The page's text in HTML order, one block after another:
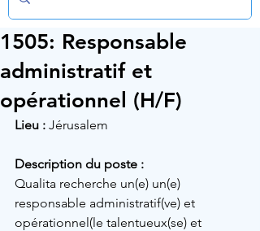
1505: Responsable
administratif et
opérationnel (H/F)
Lieu : Jérusalem
Description du poste :
Qualita recherche un(e) un(e)
responsable administratif(ve) et
opérationnel(le talentueux(se) et